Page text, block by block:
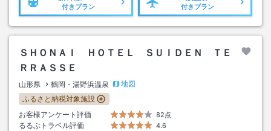
付きプラン 付きプラン
ＳＨＯＮＡＩ ＨＯＴＥＬ ＳＵＩＤＥＮ ＴＥ
ＲＲＡＳＳＥ
山形県 鶴岡・湯野浜温泉
地図
ふるさと納税対象施設
お客様アンケート評価
82点
るるぶトラベル評価 4.6